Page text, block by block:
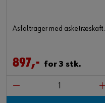
Asfaltrager med asketræskaft.
897,- for 3 stk.